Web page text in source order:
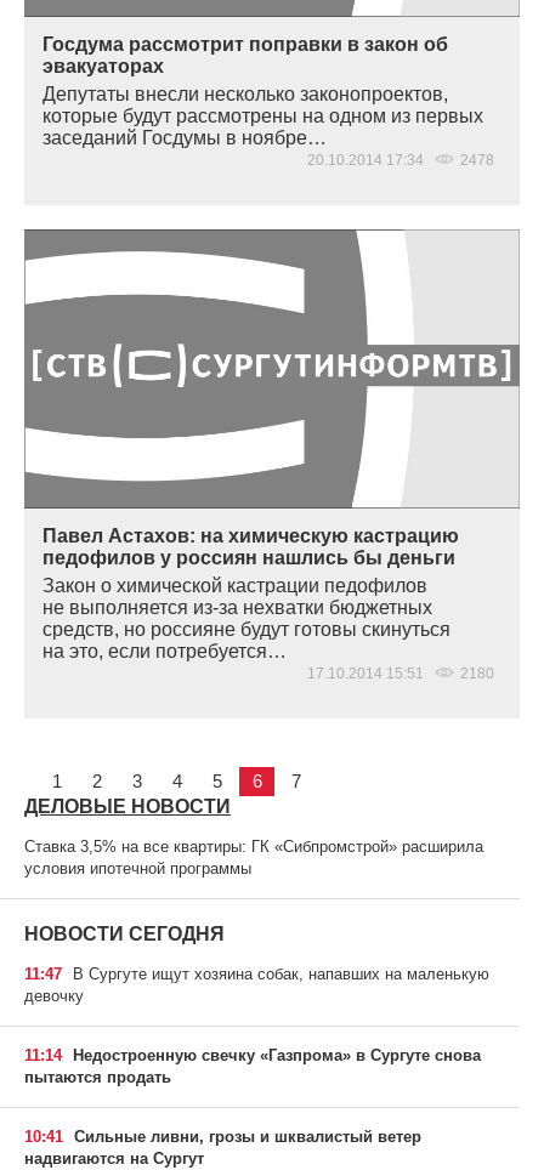
Госдума рассмотрит поправки в закон об
эвакуаторах
Депутаты внесли несколько законопроектов,
которые будут рассмотрены на одном из первых
заседаний Госдумы в ноябре…
20.10.2014 17:34 2478
Павел Астахов: на химическую кастрацию
педофилов у россиян нашлись бы деньги
Закон о химической кастрации педофилов
не выполняется из-за нехватки бюджетных
средств, но россияне будут готовы скинуться
на это, если потребуется…
17.10.2014 15:51 2180
1 2 3 4 5 6 7
ДЕЛОВЫЕ НОВОСТИ
Ставка 3,5% на все квартиры: ГК «Сибпромстрой» расширила
условия ипотечной программы
НОВОСТИ СЕГОДНЯ
11:47
В Сургуте ищут хозяина собак, напавших на маленькую
девочку
11:14
Недостроенную свечку «Газпрома» в Сургуте снова
пытаются продать
10:41 Сильные ливни, грозы и шквалистый ветер
надвигаются на Сургут